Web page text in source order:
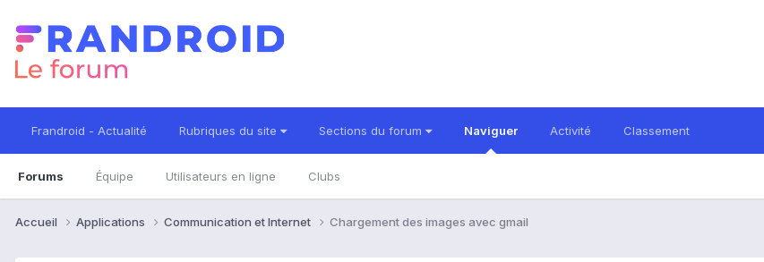
Frandroid - Actualité Rubriques du site Sections du forum Naviguer
Forums Équipe Utilisateurs en ligne Clubs
Activité Classement
Accueil Applications Communication et Internet Chargement des images avec gmail